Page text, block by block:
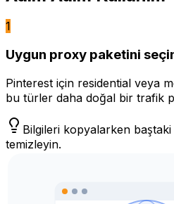
1
Uygun proxy paketini
Pinterest için residential veya
bu türler daha doğal bir trafik
Bilgileri kopyalarken
temizleyin.